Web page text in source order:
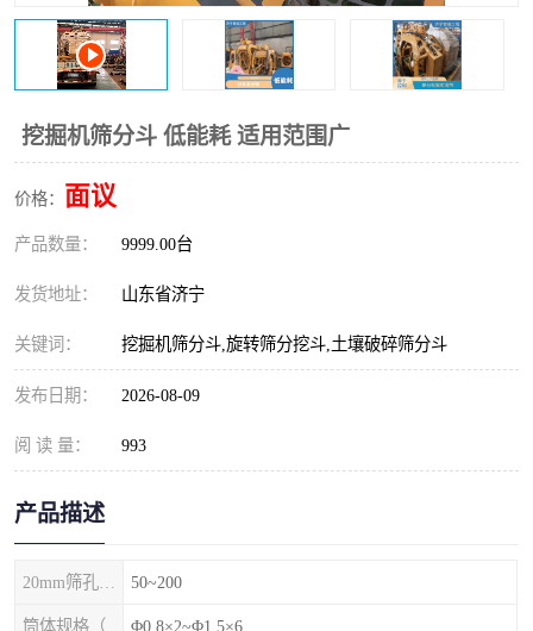
挖掘机筛分斗 低能耗 适用范围广
价格： 面议
产品数量： 9999.00台
发货地址： 山东省济宁
关键词： 挖掘机筛分斗,旋转筛分挖斗,土壤破碎筛分斗
发布日期： 2026-08-09
阅 读 量： 993
产品描述
50~200
Φ0.8×2~Φ1.5×6
枕木机 滑移装载机
清扫器 割草机
挖树机 拓荒机
滚筒筛
挖掘机破碎斗